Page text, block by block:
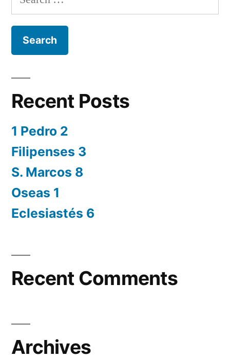
for:
Recent Posts
1 Pedro 2
Filipenses 3
S. Marcos 8
Oseas 1
Eclesiastés 6
Recent Comments
Archives